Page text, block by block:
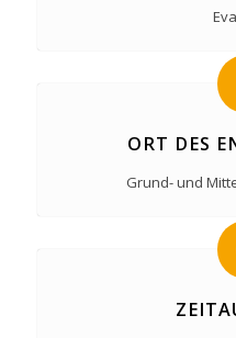
ORT DES
Grund- und